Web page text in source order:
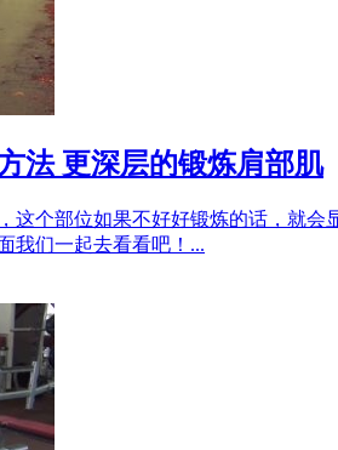
法 更深层的锻炼肩部肌
这个部位如果不好好锻炼的话，就
我们一起去看看吧！...